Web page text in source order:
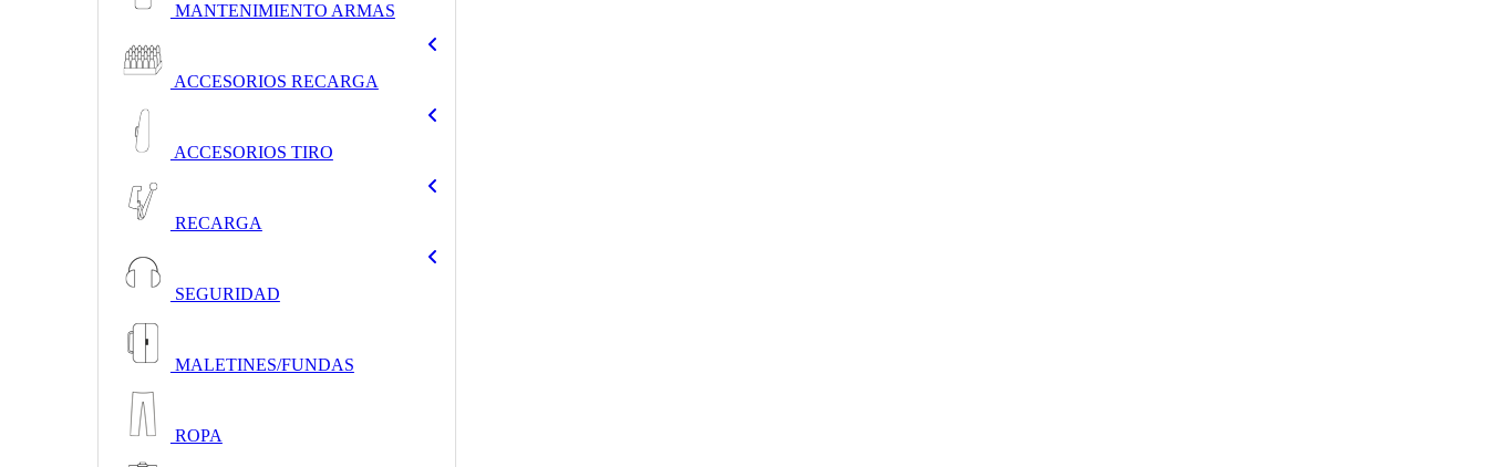
MANTENIMIENTO ARMAS
ACCESORIOS RECARGA
ACCESORIOS TIRO
RECARGA
SEGURIDAD
MALETINES/FUNDAS
ROPA